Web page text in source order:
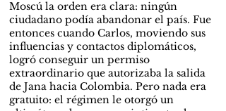
Moscú la orden era clara: ningún
ciudadano podía abandonar el país. Fue
entonces cuando Carlos, moviendo sus
influencias y contactos diplomáticos,
logró conseguir un permiso
extraordinario que autorizaba la salida
de Jana hacia Colombia. Pero nada era
gratuito: el régimen le otorgó un